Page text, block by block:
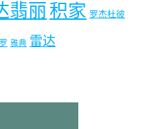
翡丽 积家 罗杰杜彼
雅典 雷达